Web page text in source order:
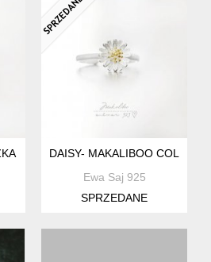
PIÓRKO W STYLU BOHO - SREBRO
DAISY- MAKALIBOO
Ewa Saj 925
SPRZEDANE